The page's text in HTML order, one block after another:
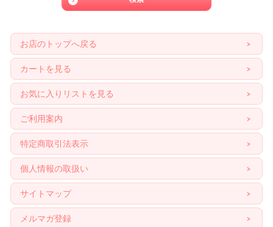
お店のトップへ戻る
カートを見る
お気に入りリストを見る
ご利用案内
特定商取引法表示
個人情報の取扱い
サイトマップ
メルマガ登録